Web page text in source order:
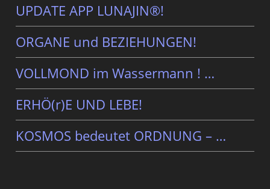
UPDATE APP LUNAJIN®!
ORGANE und BEZIEHUNGEN!
VOLLMOND im Wassermann ! …
ERHÖ(r)E UND LEBE!
KOSMOS bedeutet ORDNUNG – …